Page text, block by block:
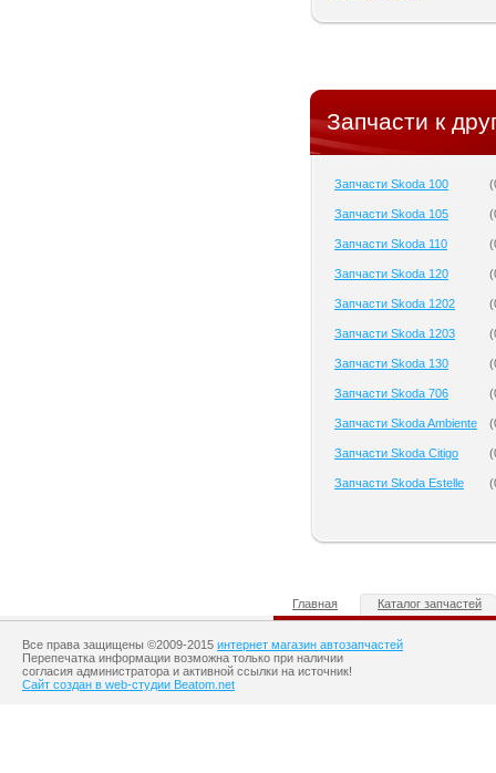
Запчасти к
Запчасти Skoda 100 (
Запчасти Skoda 105 (
Запчасти Skoda 110 (
Запчасти Skoda 120 (
Запчасти Skoda 1202 (
Запчасти Skoda 1203 (
Запчасти Skoda 130 (
Запчасти Skoda 706 (
Запчасти Skoda Ambiente (
Запчасти Skoda Citigo (
Запчасти Skoda Estelle (
Главная Каталог запчастей
Все права защищены ©2009-2015 интернет магазин автозапчастей
Перепечатка информации возможна только при наличии
согласия администратора и активной ссылки на источник!
Сайт создан в web-студии Beatom.net